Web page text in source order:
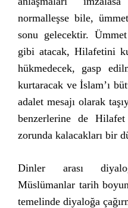
normalleşse bile,
sonu gelecektir.
gibi atacak, Hilafetini
hükmedecek, gasp
kurtaracak ve İslam’ı
adalet mesajı olarak
benzerlerine de
zorunda kalacakları bir
Dinler arası
Müslümanlar tarih
temelinde diyaloğa